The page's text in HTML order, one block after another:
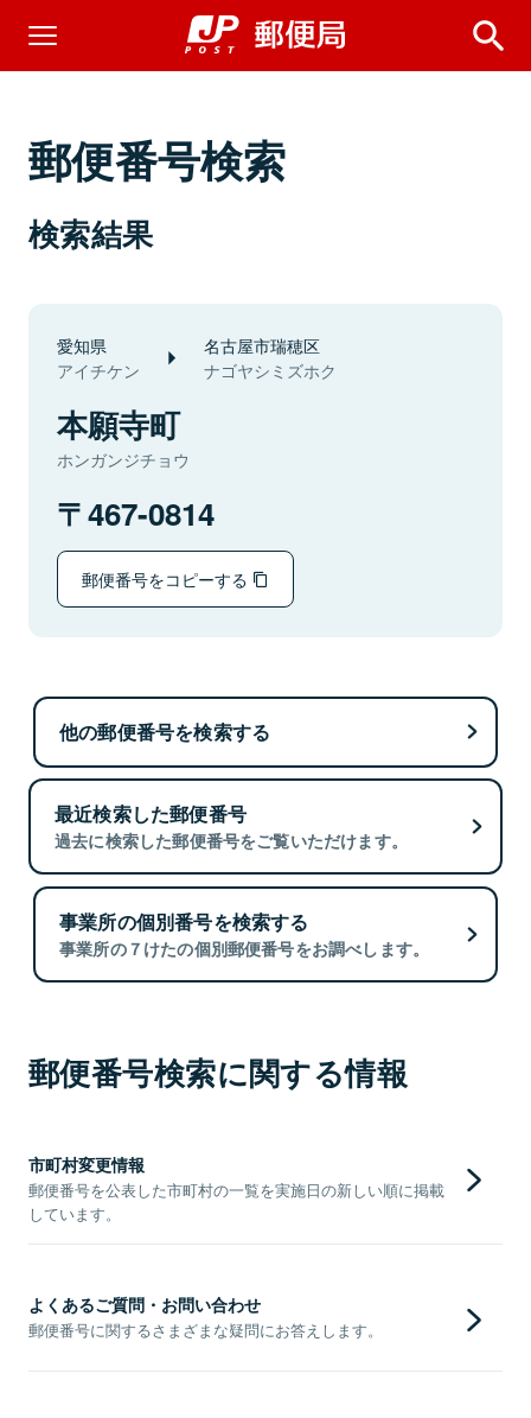
郵便番号検索
検索結果
愛知県
アイチケン
名古屋市瑞穂区
ナゴヤシミズホク
本願寺町
ホンガンジチョウ
467-0814
郵便番号をコピーする
他の郵便番号を検索する
最近検索した郵便番号
過去に検索した郵便番号をご覧いただけます。
事業所の個別番号を検索する
事業所の７けたの個別郵便番号をお調べします。
郵便番号検索に関する情報
市町村変更情報
郵便番号を公表した市町村の一覧を実施日の新しい順に掲載
しています。
よくあるご質問・お問い合わせ
郵便番号に関するさまざまな疑問にお答えします。